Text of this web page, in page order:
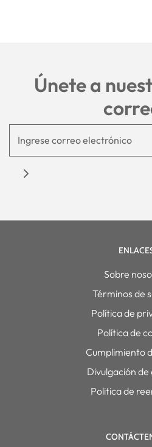
Únete a
Sobre
Términos de
Política de
Política de
Cumplimiento
Divulgación de
Politica de